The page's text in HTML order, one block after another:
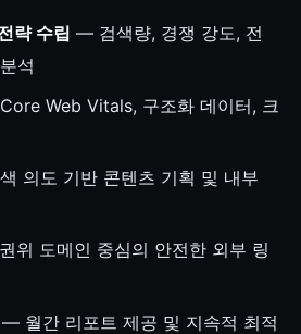
략 수립 — 검색량, 경쟁 강도, 전
석
Web Vitals, 구조화 데이터, 크
의도 기반 콘텐츠 기획 및 내부
위 도메인 중심의 안전한 외부 링
— 월간 리포트 제공 및 지속적 최적